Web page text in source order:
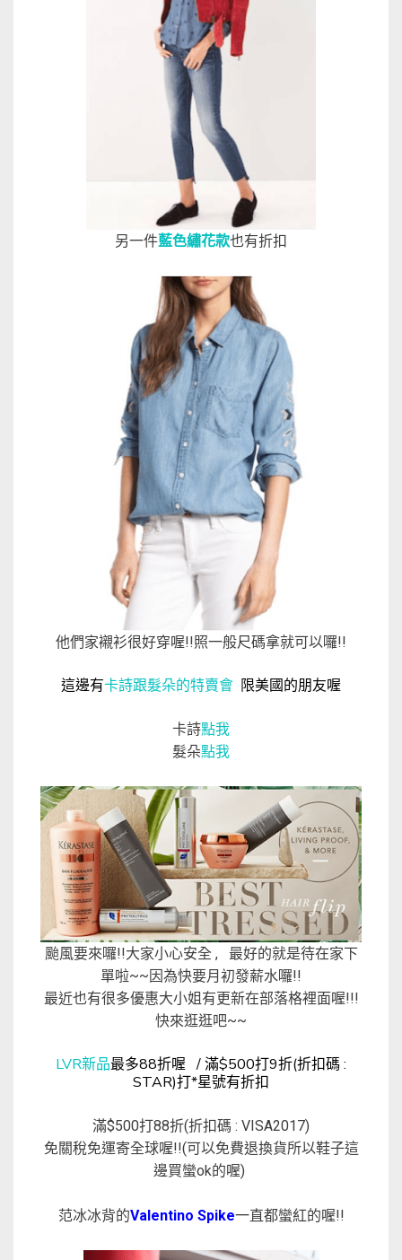
另一件藍色繡花款也有折扣
他們家襯衫很好穿喔!!照一般尺碼拿就可以囉!!
這邊有卡詩跟髮朵的特賣會 限美國的朋友喔
卡詩點我
髮朵點我
颱風要來囉!!大家小心安全 , 最好的就是待在家下
單啦~~因為快要月初發薪水囉!!
最近也有很多優惠大小姐有更新在部落格裡面喔!!!
快來逛逛吧~~
LVR新品最多88折喔 / 滿$500打9折(折扣碼 :
STAR)打*星號有折扣
滿$500打88折(折扣碼 : VISA2017)
免關稅免運寄全球喔!!(可以免費退換貨所以鞋子這
邊買蠻ok的喔)
范冰冰背的Valentino Spike一直都蠻紅的喔!!